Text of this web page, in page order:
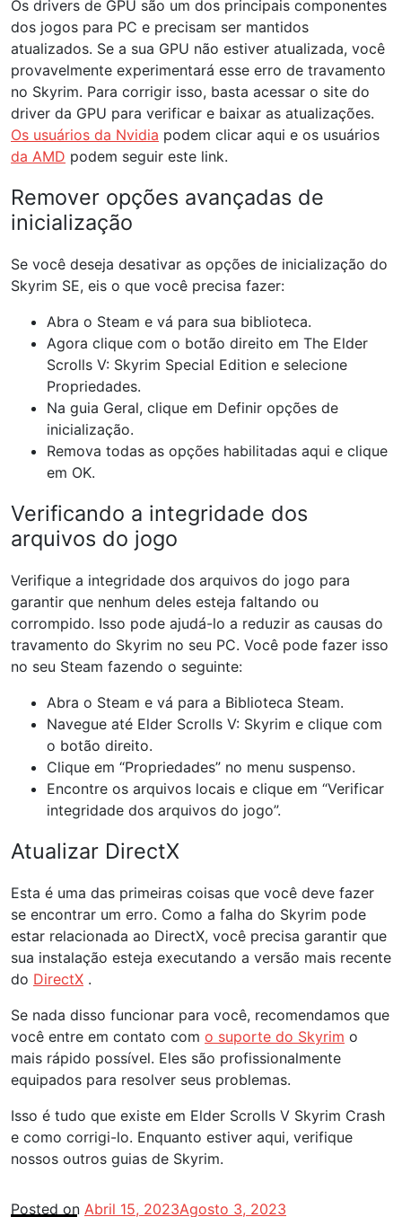
Os drivers de GPU são um dos principais componentes
dos jogos para PC e precisam ser mantidos
atualizados. Se a sua GPU não estiver atualizada, você
provavelmente experimentará esse erro de travamento
no Skyrim. Para corrigir isso, basta acessar o site do
driver da GPU para verificar e baixar as atualizações.
Os usuários da Nvidia podem clicar aqui e os usuários
da AMD podem seguir este link.
Remover opções avançadas de
inicialização
Se você deseja desativar as opções de inicialização do
Skyrim SE, eis o que você precisa fazer:
Abra o Steam e vá para sua biblioteca.
Agora clique com o botão direito em The Elder
Scrolls V: Skyrim Special Edition e selecione
Propriedades.
Na guia Geral, clique em Definir opções de
inicialização.
Remova todas as opções habilitadas aqui e clique
em OK.
Verificando a integridade dos
arquivos do jogo
Verifique a integridade dos arquivos do jogo para
garantir que nenhum deles esteja faltando ou
corrompido. Isso pode ajudá-lo a reduzir as causas do
travamento do Skyrim no seu PC. Você pode fazer isso
no seu Steam fazendo o seguinte:
Abra o Steam e vá para a Biblioteca Steam.
Navegue até Elder Scrolls V: Skyrim e clique com
o botão direito.
Clique em “Propriedades” no menu suspenso.
Encontre os arquivos locais e clique em “Verificar
integridade dos arquivos do jogo”.
Atualizar DirectX
Esta é uma das primeiras coisas que você deve fazer
se encontrar um erro. Como a falha do Skyrim pode
estar relacionada ao DirectX, você precisa garantir que
sua instalação esteja executando a versão mais recente
do DirectX .
Se nada disso funcionar para você, recomendamos que
você entre em contato com o suporte do Skyrim o
mais rápido possível. Eles são profissionalmente
equipados para resolver seus problemas.
Isso é tudo que existe em Elder Scrolls V Skyrim Crash
e como corrigi-lo. Enquanto estiver aqui, verifique
nossos outros guias de Skyrim.
Posted on Abril 15, 2023Agosto 3, 2023